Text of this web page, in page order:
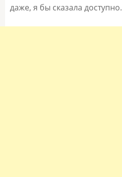
даже, я бы сказала доступно.